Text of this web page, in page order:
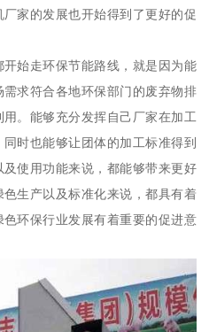
家的发展也开始得到了更好的促
始走环保节能路线，就是因为能
求符合各地环保部门的废弃物排
。能够充分发挥自己厂家在加工
时也能够让团体的加工标准得到
使用功能来说，都能够带来更好
生产以及标准化来说，都具有着
环保行业发展有着重要的促进意